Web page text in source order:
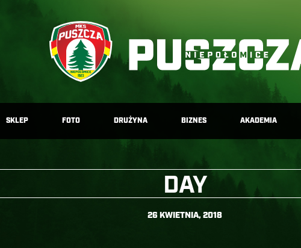
SKLEP FOTO DRUŻYNA BIZNES AKADEMIA
DAY
26 KWIETNIA, 2018